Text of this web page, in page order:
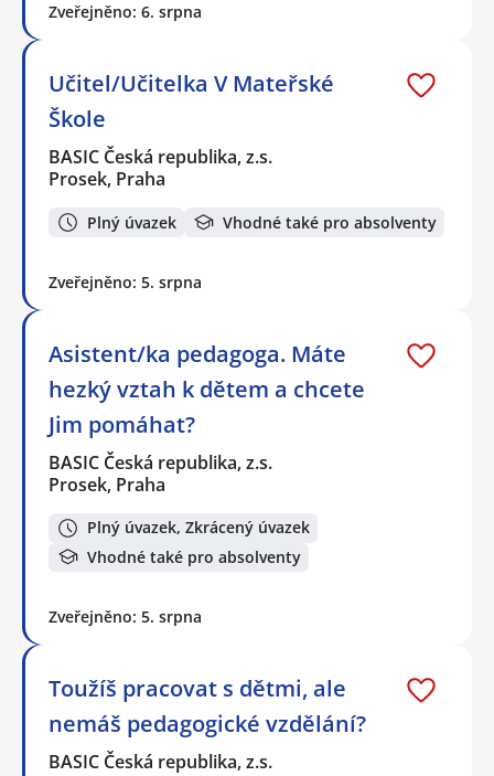
Zveřejněno: 6. srpna
Učitel/Učitelka V Mateřské
Škole
BASIC Česká republika, z.s.
Prosek, Praha
Plný úvazek Vhodné také pro absolventy
Zveřejněno: 5. srpna
Asistent/ka pedagoga. Máte
hezký vztah k dětem a chcete
Jim pomáhat?
BASIC Česká republika, z.s.
Prosek, Praha
Plný úvazek, Zkrácený úvazek
Vhodné také pro absolventy
Zveřejněno: 5. srpna
Toužíš pracovat s dětmi, ale
nemáš pedagogické vzdělání?
BASIC Česká republika, z.s.